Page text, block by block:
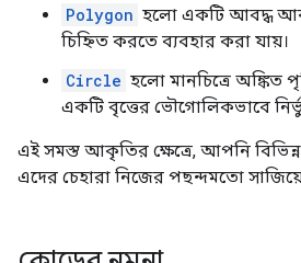
Polygon হলো একটি আবদ্ধ
চিহ্নিত করতে ব্যবহার করা যায়।
Circle হলো মানচিত্রে অঙ্কিত
একটি বৃত্তের ভৌগোলিকভাবে
এই সমস্ত আকৃতির ক্ষেত্রে, আপনি বিভিন্ন
এদের চেহারা নিজের পছন্দমতো